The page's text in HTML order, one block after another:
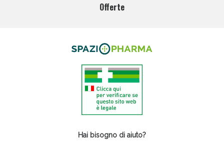
Offerte
Hai bisogno di aiuto?